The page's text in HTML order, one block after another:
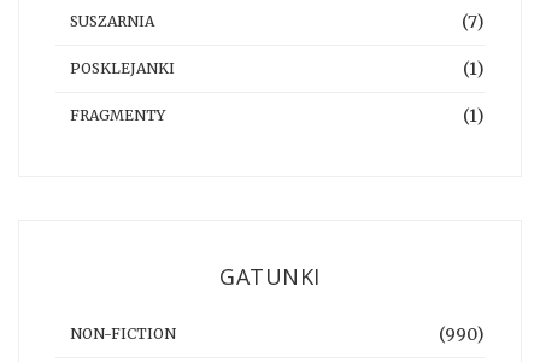
SUSZARNIA (7)
POSKLEJANKI (1)
FRAGMENTY (1)
GATUNKI
NON-FICTION (990)